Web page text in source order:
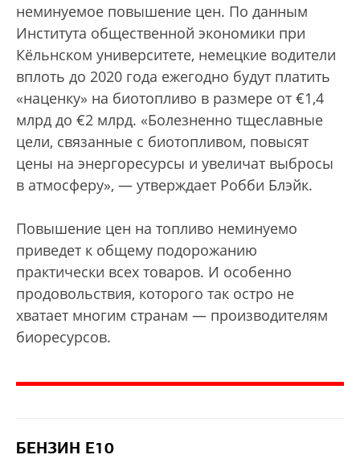
неминуемое повышение цен. По данным
Института общественной экономики при
Кёльнском университете, немецкие водители
вплоть до 2020 года ежегодно будут платить
«наценку» на биотопливо в размере от €1,4
млрд до €2 млрд. «Болезненно тщеславные
цели, связанные с биотопливом, повысят
цены на энергоресурсы и увеличат выбросы
в атмосферу», — утверждает Робби Блэйк.
Повышение цен на топливо неминуемо
приведет к общему подорожанию
практически всех товаров. И особенно
продовольствия, которого так остро не
хватает многим странам — производителям
биоресурсов.
БЕНЗИН E10